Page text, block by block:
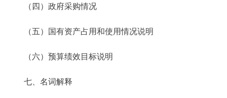
（四）政府采购情况
（五）国有资产占用和使用情况说明
（六）预算绩效目标说明
七、名词解释